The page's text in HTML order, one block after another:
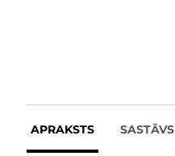
APRAKSTS SASTĀVS